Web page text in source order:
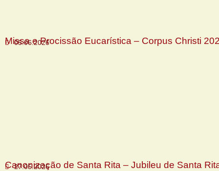
Missa e Procissão Eucarística – Corpus Christi
05.06.2026
Canonização de Santa Rita – Jubileu de Santa
27.05.2026